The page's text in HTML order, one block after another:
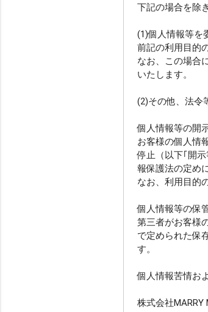
下記の場合を除
(1)個人情報等を
前記の利用目的
なお、この場合
いたします。
(2)その他、法令
個人情報等の開
お客様の個人情
停止（以下｢開
報保護法の定め
なお、利用目的
個人情報等の保
第三者がお客様
で定められた保
す。
個人情報苦情お
株式会社MARRY